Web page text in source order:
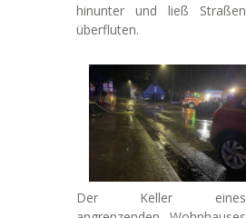
hinunter und ließ Straßen
überfluten.
Der Keller eines